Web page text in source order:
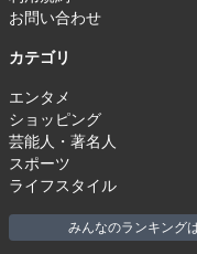
お問い合わせ
カテゴリ
エンタメ
ショッピング
芸能人・著名人
スポーツ
ライフスタイル
みんなのランキング